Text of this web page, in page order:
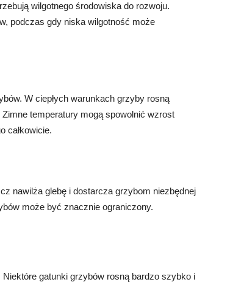
wilgotnego środowiska do rozwoju.
podczas gdy niska wilgotność może
W ciepłych warunkach grzyby rosną
temperatury mogą spowolnić wzrost
całkowicie.
nawilża glebę i dostarcza grzybom niezbędnej
może być znacznie ograniczony.
gatunki grzybów rosną bardzo szybko i